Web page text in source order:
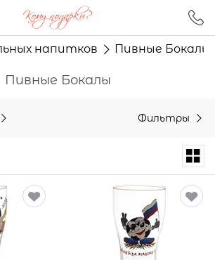
напитков Пивные Бокалы
Пивные Бокалы
Фильтры